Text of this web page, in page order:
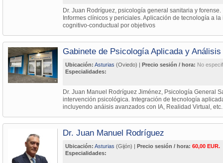
Dr. Juan Rodríguez, psicología general sanitaria y
Informes clínicos y periciales. Aplicación de tecnología a
cognitivo-conductual por objetivos
Gabinete de Psicología Aplicada y
Ubicación: Asturias (Oviedo) | Precio sesión / hora: No
Especialidades:
Dr. Juan Manuel Rodríguez Jiménez, Psicología General
intervención psicológica. Integración de tecnología
incluyendo anáisis avanzados con IA, Realidad Virtual, etc.
Dr. Juan Manuel Rodríguez
Ubicación: Asturias (Gijón) | Precio sesión / hora: 60,00 EUR.
Especialidades: